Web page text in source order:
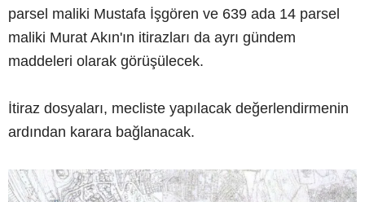
parsel maliki Mustafa İşgören ve 639 ada 14 parsel
maliki Murat Akın'ın itirazları da ayrı gündem
maddeleri olarak görüşülecek.
İtiraz dosyaları, mecliste yapılacak değerlendirmenin
ardından karara bağlanacak.